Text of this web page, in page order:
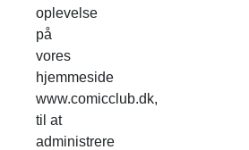
oplevelse
på
vores
hjemmeside
www.comicclub.dk,
til at
administrere